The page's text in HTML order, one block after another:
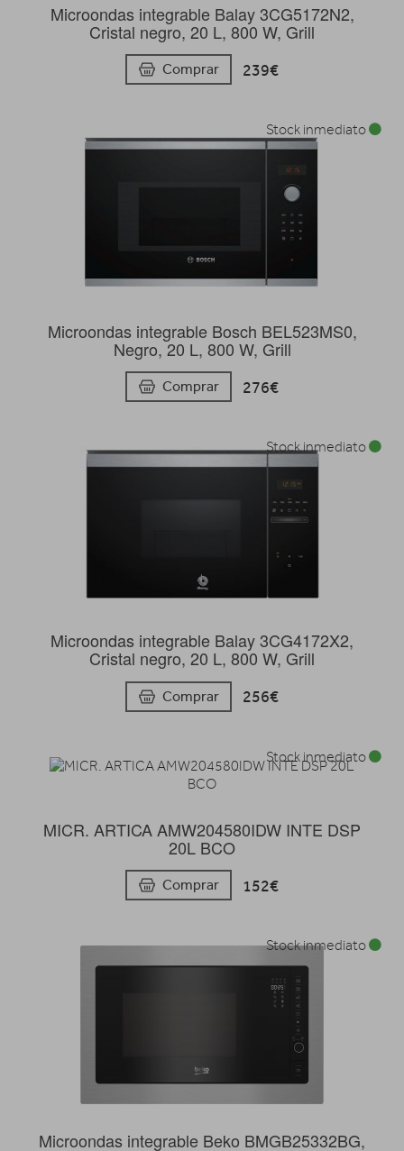
Microondas integrable Balay 3CG5172N2,
Cristal negro, 20 L, 800 W, Grill
Comprar 239€
Microondas integrable Bosch BEL523MS0,
Negro, 20 L, 800 W, Grill
Comprar 276€
Stock inmediato
Microondas integrable Balay 3CG4172X2,
Cristal negro, 20 L, 800 W, Grill
Comprar 256€
Stock inmediato
MICR. ARTICA AMW204580IDW INTE DSP
20L BCO
Comprar 152€
Stock inmediato
Microondas integrable Beko BMGB25332BG,
Stock inmediato